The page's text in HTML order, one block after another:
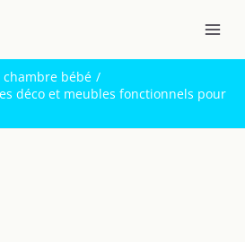
bébé
déco et meubles fonctionnels pour